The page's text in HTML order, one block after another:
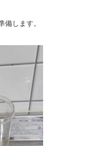
備します。